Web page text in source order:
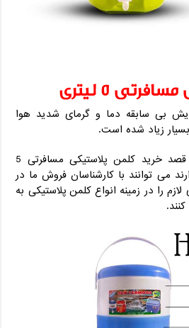
5 لیتری
بی سابقه دما و گرمای شدید هوا
زیاد شده است.
تاجران و فروشندگانی که قصد خرید کلمن پلاستیکی مسافرتی 5
می توانند با کارشناسان فروش ما در
را در زمینه انواع کلمن پلاستیکی به